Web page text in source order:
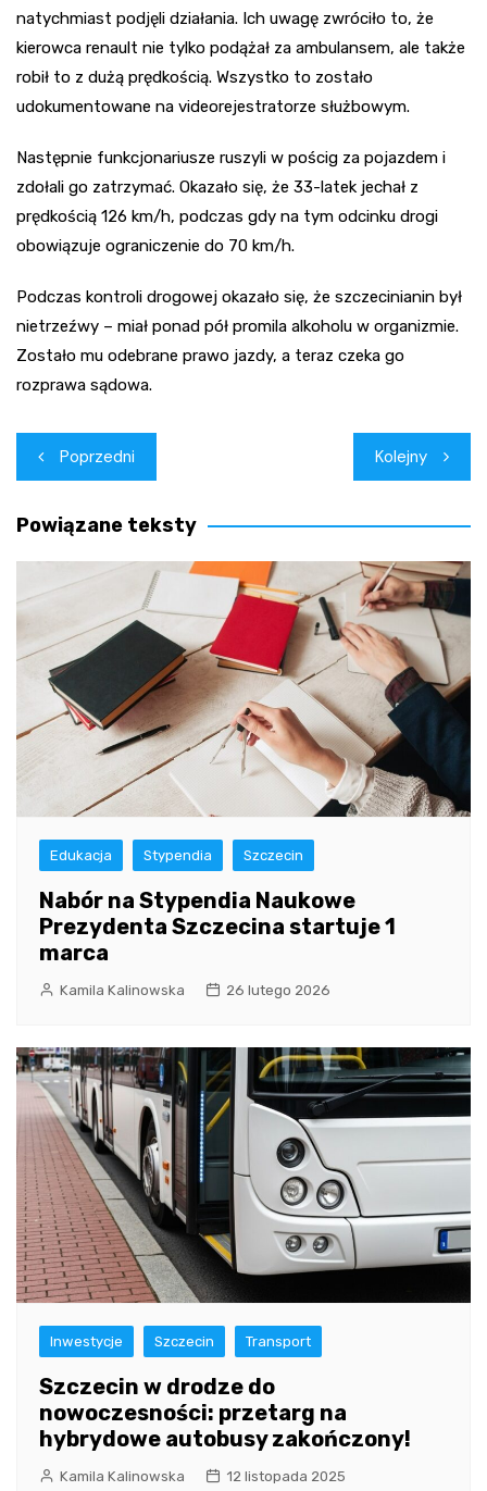
natychmiast podjęli działania. Ich uwagę zwróciło to, że
kierowca renault nie tylko podążał za ambulansem, ale także
robił to z dużą prędkością. Wszystko to zostało
udokumentowane na videorejestratorze służbowym.
Następnie funkcjonariusze ruszyli w pościg za pojazdem i
zdołali go zatrzymać. Okazało się, że 33-latek jechał z
prędkością 126 km/h, podczas gdy na tym odcinku drogi
obowiązuje ograniczenie do 70 km/h.
Podczas kontroli drogowej okazało się, że szczecinianin był
nietrzeźwy – miał ponad pół promila alkoholu w organizmie.
Zostało mu odebrane prawo jazdy, a teraz czeka go
rozprawa sądowa.
Nawigacja
wpisu
Poprzedni Kolejny
Powiązane teksty
Edukacja Stypendia Szczecin
Nabór na Stypendia Naukowe
Prezydenta Szczecina startuje 1
marca
Kamila Kalinowska 26 lutego 2026
Inwestycje Szczecin Transport
Szczecin w drodze do
nowoczesności: przetarg na
hybrydowe autobusy zakończony!
Kamila Kalinowska 12 listopada 2025